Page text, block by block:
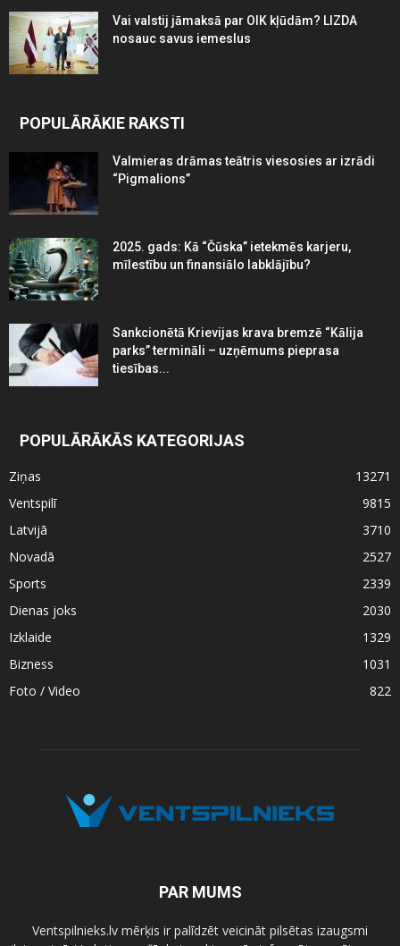
Vai valstij jāmaksā par OIK kļūdām? LIZDA
nosauc savus iemeslus
POPULĀRĀKIE RAKSTI
Valmieras drāmas teātris viesosies ar izrādi
“Pigmalions”
2025. gads: Kā “Čūska” ietekmēs karjeru,
mīlestību un finansiālo labklājību?
Sankcionētā Krievijas krava bremzē “Kālija
parks” termināli – uzņēmums pieprasa
tiesības...
POPULĀRĀKĀS KATEGORIJAS
Ziņas
13271
Ventspilī
9815
Latvijā
3710
Novadā
2527
Sports
2339
Dienas joks
2030
Izklaide
1329
Bizness
1031
Foto / Video
822
PAR MUMS
Ventspilnieks.lv mērķis ir palīdzēt veicināt pilsētas izaugsmi